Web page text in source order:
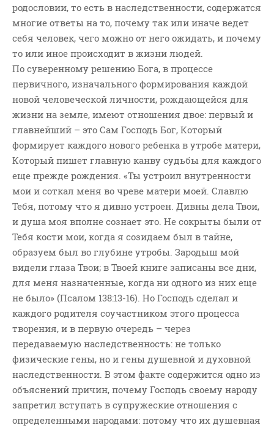
родословии, то есть в наследственности, содержатся
многие ответы на то, почему так или иначе ведет
себя человек, чего можно от него ожидать, и почему
то или иное происходит в жизни людей.
По суверенному решению Бога, в процессе
первичного, изначального формирования каждой
новой человеческой личности, рождающейся для
жизни на земле, имеют отношения двое: первый и
главнейший – это Сам Господь Бог, Который
формирует каждого нового ребенка в утробе матери,
Который пишет главную канву судьбы для каждого
еще прежде рождения. «Ты устроил внутренности
мои и соткал меня во чреве матери моей. Славлю
Тебя, потому что я дивно устроен. Дивны дела Твои,
и душа моя вполне сознает это. Не сокрыты были от
Тебя кости мои, когда я созидаем был в тайне,
образуем был во глубине утробы. Зародыш мой
видели глаза Твои; в Твоей книге записаны все дни,
для меня назначенные, когда ни одного из них еще
не было» (Псалом 138:13-16). Но Господь сделал и
каждого родителя соучастником этого процесса
творения, и в первую очередь – через
передаваемую наследственность: не только
физические гены, но и гены душевной и духовной
наследственности. В этом факте содержится одно из
объяснений причин, почему Господь своему народу
запретил вступать в супружеские отношения с
определенными народами: потому что их душевная